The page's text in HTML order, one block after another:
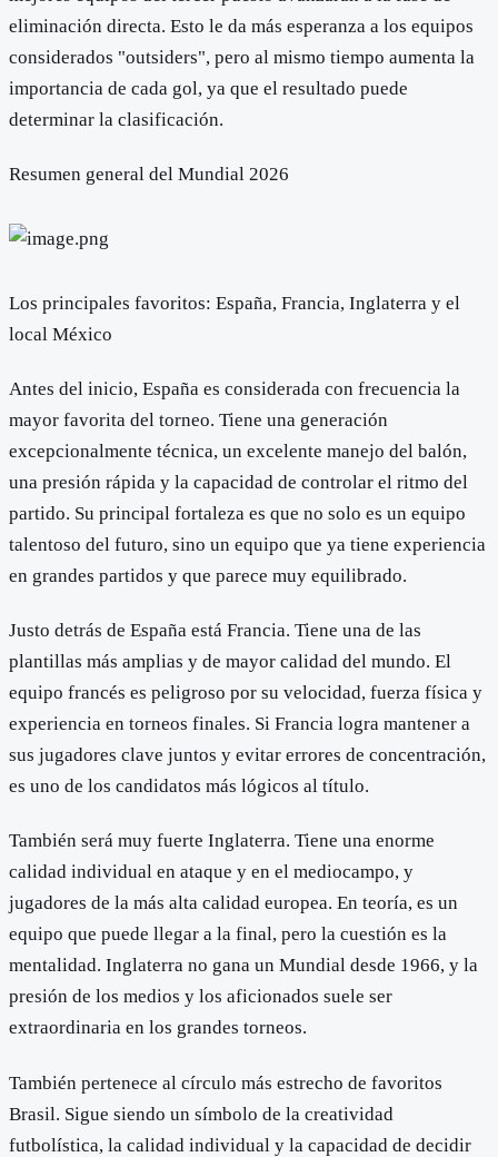
eliminación directa. Esto le da más esperanza a los equipos
considerados "outsiders", pero al mismo tiempo aumenta la
importancia de cada gol, ya que el resultado puede
determinar la clasificación.
Resumen general del Mundial 2026
Los principales favoritos: España, Francia, Inglaterra y el
local México
Antes del inicio, España es considerada con frecuencia la
mayor favorita del torneo. Tiene una generación
excepcionalmente técnica, un excelente manejo del balón,
una presión rápida y la capacidad de controlar el ritmo del
partido. Su principal fortaleza es que no solo es un equipo
talentoso del futuro, sino un equipo que ya tiene experiencia
en grandes partidos y que parece muy equilibrado.
Justo detrás de España está Francia. Tiene una de las
plantillas más amplias y de mayor calidad del mundo. El
equipo francés es peligroso por su velocidad, fuerza física y
experiencia en torneos finales. Si Francia logra mantener a
sus jugadores clave juntos y evitar errores de concentración,
es uno de los candidatos más lógicos al título.
También será muy fuerte Inglaterra. Tiene una enorme
calidad individual en ataque y en el mediocampo, y
jugadores de la más alta calidad europea. En teoría, es un
equipo que puede llegar a la final, pero la cuestión es la
mentalidad. Inglaterra no gana un Mundial desde 1966, y la
presión de los medios y los aficionados suele ser
extraordinaria en los grandes torneos.
También pertenece al círculo más estrecho de favoritos
Brasil. Sigue siendo un símbolo de la creatividad
futbolística, la calidad individual y la capacidad de decidir